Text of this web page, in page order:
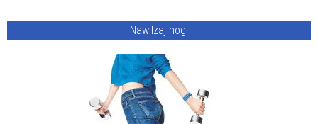
Nawilżaj nogi